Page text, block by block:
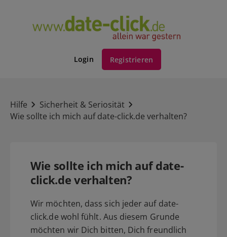
Login Registrieren
Hilfe
Sicherheit & Seriosität
Wie sollte ich mich auf date-click.de verhalten?
Wie sollte ich mich auf date-
click.de verhalten?
Wir möchten, dass sich jeder auf date-
click.de wohl fühlt. Aus diesem Grunde
möchten wir Dich bitten, Dich freundlich